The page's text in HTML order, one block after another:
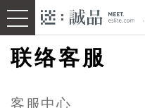
联络客服
客服中心